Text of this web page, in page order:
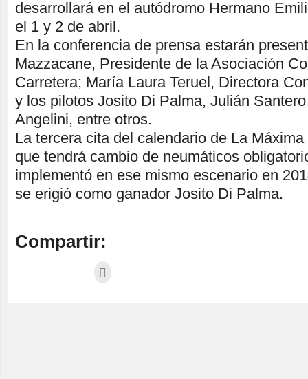
desarrollará en el autódromo Hermano
el 1 y 2 de abril.
En la conferencia de prensa estarán
Mazzacane, Presidente de la Asociación
Carretera; María Laura Teruel, Directora
y los pilotos Josito Di Palma, Julián
Angelini, entre otros.
La tercera cita del calendario de La
que tendrá cambio de neumáticos
implementó en ese mismo escenario en
se erigió como ganador Josito Di Palma.
Compartir: